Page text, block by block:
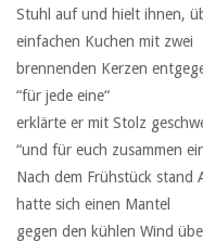
Stuhl auf und hielt ihnen,
einfachen Kuchen mit zwei
brennenden Kerzen
“für jede eine“
erklärte er mit Stolz
“und für euch zusammen
Nach dem Frühstück stand
hatte sich einen Mantel
gegen den kühlen Wind